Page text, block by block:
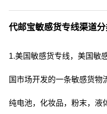
代邮宝敏感货专线渠道
1.美国敏感货专线，美国敏
国市场开发的一条敏感货物
纯电池，化妆品，粉末，液